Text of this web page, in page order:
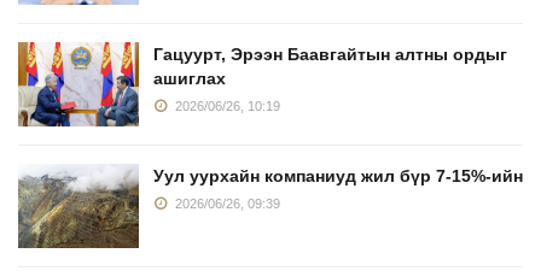
Гацуурт, Эрээн Баавгайтын алтны ордыг
ашиглах
2026/06/26, 10:19
Уул уурхайн компаниуд жил бүр 7-15%-ийн
2026/06/26, 09:39